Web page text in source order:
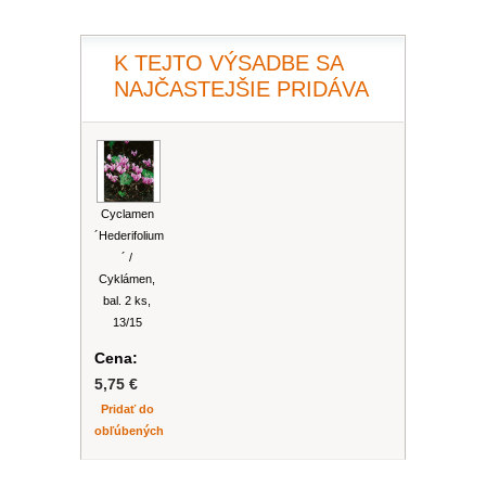
SCAEVOLA
DIASCIA
HELICHRYSUM
OSTEOSPERMUM
ISOTOMA
SANVITÁLIA
MLIEČNIK
MARGARÉTA - EURYOPS
VEJÁROVKA
NETÝKAVKA
ZÁDUŠNÍK
ECHINACEA
K TEJTO VÝSADBE SA
NAJČASTEJŠIE PRIDÁVA
Cyclamen
´Hederifolium
´ /
Cyklámen,
bal. 2 ks,
13/15
Cena:
5,75 €
Pridať do
obľúbených